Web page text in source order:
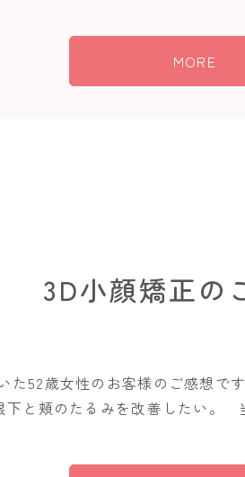
MORE
3D小顔矯正の
た52歳女性のお客様のご感想
下と頬のたるみを改善したい。